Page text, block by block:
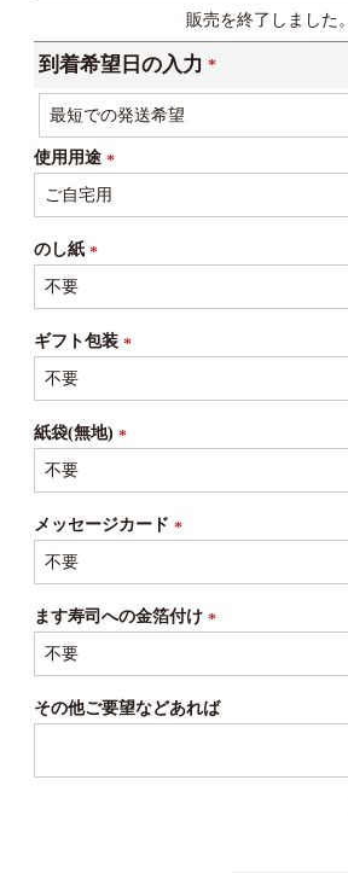
販売を終了しました。
到着希望日の入力
(必
須)
使用用途
(必
須)
のし紙
須)
ギフト包装
須)
紙袋(無地)
須)
メッセージカード
須)
ます寿司への金箔付け
須)
その他ご要望などあれば